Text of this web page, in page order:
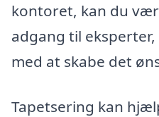
kontoret, kan du
adgang til
med at skabe det
Tapetsering kan